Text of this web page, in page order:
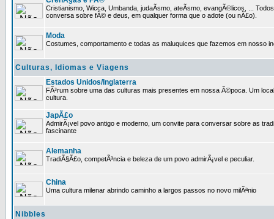
Cristianismo, Wicca, Umbanda, judaÃ­smo, ateÃ­smo, evangÃ©licos, ...
conversa sobre fÃ© e deus, em qualquer forma que o adote (ou nÃ£o).
Moda
Costumes, comportamento e todas as maluquices que fazemos em nosso
Culturas, Idiomas e Viagens
Estados Unidos/Inglaterra
FÃ³rum sobre uma das culturas mais presentes em nossa Ã©poca. Um
cultura.
JapÃ£o
AdmirÃ¡vel povo antigo e moderno, um convite para conversar sobre as
fascinante
Alemanha
TradiÃ§Ã£o, competÃªncia e beleza de um povo admirÃ¡vel e peculiar.
China
Uma cultura milenar abrindo caminho a largos passos no novo milÃªnio
Nibbles